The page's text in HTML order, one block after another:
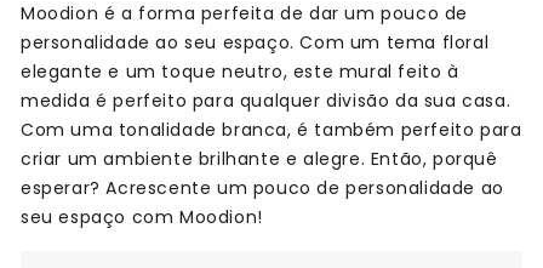
Moodion é a forma perfeita de dar um pouco de
personalidade ao seu espaço. Com um tema floral
elegante e um toque neutro, este mural feito à
medida é perfeito para qualquer divisão da sua casa.
Com uma tonalidade branca, é também perfeito para
criar um ambiente brilhante e alegre. Então, porquê
esperar? Acrescente um pouco de personalidade ao
seu espaço com Moodion!